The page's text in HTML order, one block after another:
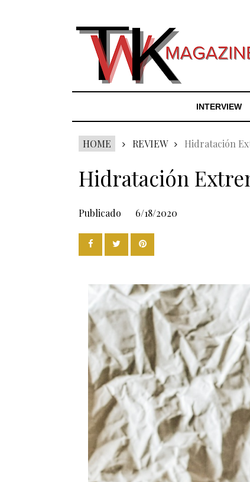
INTERVIEW
HOME REVIEW Hidratación
Hidratación
Publicado 6/18/2020